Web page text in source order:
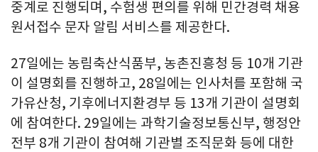
중계로 진행되며, 수험생 편의를 위해 민간경력 채용
원서접수 문자 알림 서비스를 제공한다.
27일에는 농림축산식품부, 농촌진흥청 등 10개 기관
이 설명회를 진행하고, 28일에는 인사처를 포함해 국
가유산청, 기후에너지환경부 등 13개 기관이 설명회
에 참여한다. 29일에는 과학기술정보통신부, 행정안
전부 8개 기관이 참여해 기관별 조직문화 등에 대한